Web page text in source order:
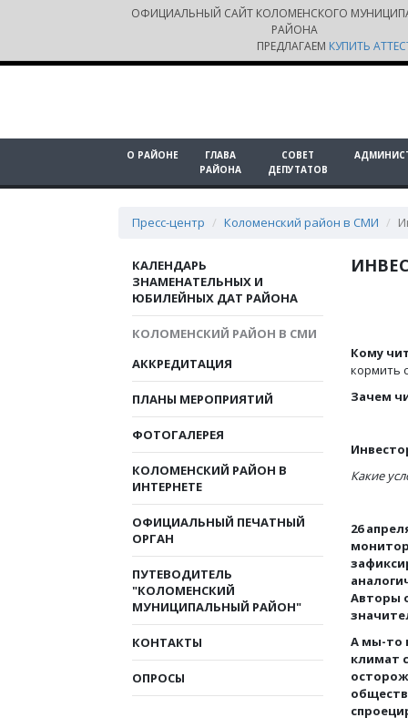
ОФИЦИАЛЬНЫЙ САЙТ КОЛОМЕНСКОГО
РАЙОНА
ПРЕДЛАГАЕМ КУПИТЬ
О РАЙОНЕ
ГЛАВА
РАЙОНА
СОВЕТ
ДЕПУТАТОВ
Пресс-центр Коломенский район в СМИ
КАЛЕНДАРЬ
ЗНАМЕНАТЕЛЬНЫХ И
ЮБИЛЕЙНЫХ ДАТ РАЙОНА
КОЛОМЕНСКИЙ РАЙОН В СМИ
АККРЕДИТАЦИЯ
ПЛАНЫ МЕРОПРИЯТИЙ
ФОТОГАЛЕРЕЯ
КОЛОМЕНСКИЙ РАЙОН В
ИНТЕРНЕТЕ
ОФИЦИАЛЬНЫЙ ПЕЧАТНЫЙ
ОРГАН
ПУТЕВОДИТЕЛЬ
"КОЛОМЕНСКИЙ
МУНИЦИПАЛЬНЫЙ РАЙОН"
КОНТАКТЫ
ОПРОСЫ
Кому
кормить
Зачем
Какие
26
Авторы
А мы-то
климат